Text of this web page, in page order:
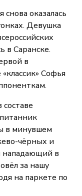
оказалась
Девушка
в Саранске.
в
Софья
в минувшем
чёрных и
нападающий в
за нашу
на паркете по